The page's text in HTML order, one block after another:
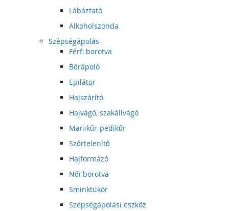
Lábáztató
Alkoholszonda
Szépségápolás
Férfi borotva
Bőrápoló
Epilátor
Hajszárító
Hajvágó, szakállvágó
Manikűr-pedikűr
Szőrtelenítő
Hajformázó
Női borotva
Sminktükör
Szépségápolási eszköz